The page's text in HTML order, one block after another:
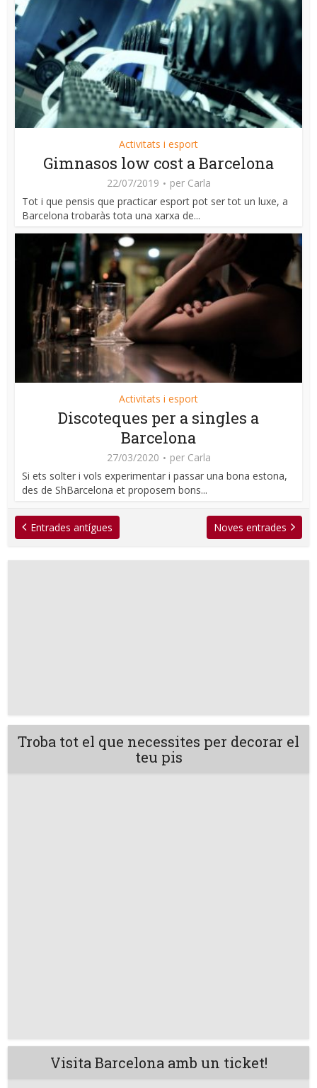
Activitats i esport
Gimnasos low cost a Barcelona
22/07/2019 per Carla
Tot i que pensis que practicar esport pot ser tot un luxe, a
Barcelona trobaràs tota una xarxa de...
Activitats i esport
Discoteques per a singles a
Barcelona
27/03/2020 per Carla
Si ets solter i vols experimentar i passar una bona estona,
des de ShBarcelona et proposem bons...
Noves entrades
Entrades antígues
Troba tot el que necessites per decorar el
teu pis
Visita Barcelona amb un ticket!